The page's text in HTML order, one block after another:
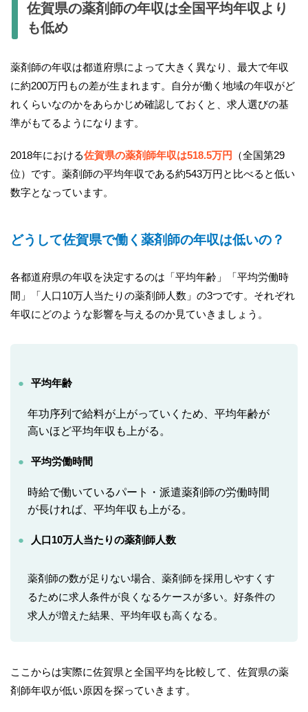
佐賀県の薬剤師の年収は全国平均年収より
も低め
薬剤師の年収は都道府県によって大きく異なり、最大で年収
に約200万円もの差が生まれます。自分が働く地域の年収がど
れくらいなのかをあらかじめ確認しておくと、求人選びの基
準がもてるようになります。
2018年における佐賀県の薬剤師年収は518.5万円
（全国第29
位）です。薬剤師の平均年収である約543万円と比べると低い
数字となっています。
どうして佐賀県で働く薬剤師の年収は低いの？
各都道府県の年収を決定するのは「平均年齢」「平均労働時
間」「人口10万人当たりの薬剤師人数」の3つです。それぞれ
年収にどのような影響を与えるのか見ていきましょう。
平均年齢
年功序列で給料が上がっていくため、平均年齢が
高いほど平均年収も上がる。
平均労働時間
時給で働いているパート・派遣薬剤師の労働時間
が長ければ、平均年収も上がる。
人口10万人当たりの薬剤師人数
薬剤師の数が足りない場合、薬剤師を採用しやすくす
るために求人条件が良くなるケースが多い。好条件の
求人が増えた結果、平均年収も高くなる。
ここからは実際に佐賀県と全国平均を比較して、佐賀県の薬
剤師年収が低い原因を探っていきます。